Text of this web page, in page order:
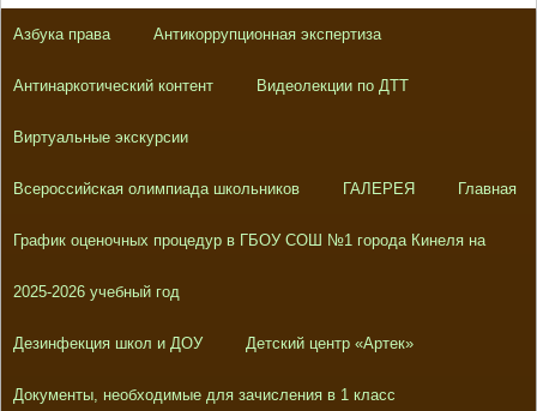
Азбука права Антикоррупционная экспертиза
Антинаркотический контент Видеолекции по ДТТ
Виртуальные экскурсии
Всероссийская олимпиада школьников ГАЛЕРЕЯ Главная
График оценочных процедур в ГБОУ СОШ №1 города Кинеля на
2025-2026 учебный год
Дезинфекция школ и ДОУ Детский центр «Артек»
Документы, необходимые для зачисления в 1 класс